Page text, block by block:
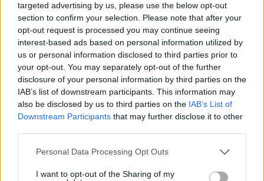
targeted advertising by us, please use the below opt-out
section to confirm your selection. Please note that after your
opt-out request is processed you may continue seeing
interest-based ads based on personal information utilized by
us or personal information disclosed to third parties prior to
your opt-out. You may separately opt-out of the further
disclosure of your personal information by third parties on the
IAB’s list of downstream participants. This information may
also be disclosed by us to third parties on the IAB’s List of
Downstream Participants that may further disclose it to other
Please note that this website/app uses one or more Google
not limited to your visit or usage behaviour. You may click to
Personal Data Processing Opt Outs
I want to opt-out of the Sharing of my
παραμυθια
09.06.2026, 21:16
Μια ψηφιακή υποχρέωση από την ΕΕ πληρωμένη από
την ΕΕ...μας τη βγάζουν σαν έργο ενώ όλες οι χώρες
τους έχει γίνει υποχρεωτικό να έχουν πλατφόρμες
πλέον σαν το gov...2026 έχουμε προφανώς και δε
γινόταν να είχαμε gov το 2015 η το 1995
ΑΠΑΝΤΗΣΗ
09.06.2026, 21:34
Πάνε να βρεις δουλειά...έχετε αποτύχει σε όλα θα